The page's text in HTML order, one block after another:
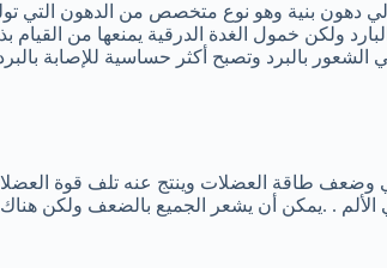
دهون بنية وهو نوع متخصص من الدهون التي
ولكن خمول الغدة الدرقية يمنعها من القيام
بالبرد وتصبح أكثر حساسية للإصابة بالبرد
وضعف طاقة العضلات وينتج عنه تلف قوة